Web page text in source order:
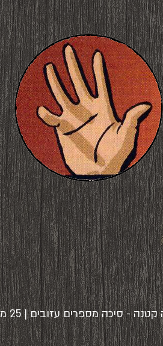
- סיכה מספרים עזובים | 25 מ"מ